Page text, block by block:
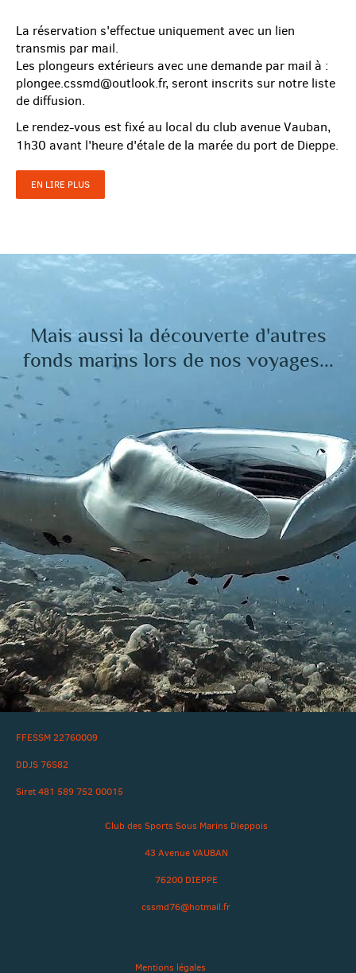
La réservation s'effectue uniquement avec un lien
transmis par mail.
Les plongeurs extérieurs avec une demande par mail à :
plongee.cssmd@outlook.fr, seront inscrits sur notre liste
de diffusion.
Le rendez-vous est fixé au local du club avenue Vauban,
1h30 avant l'heure d'étale de la marée du port de Dieppe.
EN LIRE PLUS
Mais aussi la découverte d'autres
fonds marins lors de nos voyages...
FFESSM 22760009
DDJS 76S82
Siret 481 589 752 00015
Club des Sports Sous Marins Dieppois
43 Avenue VAUBAN
76200 DIEPPE
cssmd76@hotmail.fr
Mentions légales